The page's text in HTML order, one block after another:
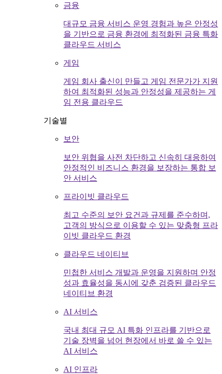
금융
대규모 금융 서비스 운영 경험과 높은 안정성
을 기반으로 금융 환경에 최적화된 금융 특화
클라우드 서비스
게임
게임 회사 출신이 만들고 게임 전문가가 지원
하여 최적화된 성능과 안정성을 제공하는 게
임 전용 클라우드
기술별
보안
보안 위협을 사전 차단하고 신속히 대응하여
안정적인 비즈니스 환경을 보장하는 통합 보
안 서비스
프라이빗 클라우드
최고 수준의 보안 요건과 규제를 준수하며,
고객의 방식으로 이용할 수 있는 맞춤형 프라
이빗 클라우드 환경
클라우드 네이티브
민첩한 서비스 개발과 운영을 지원하며 안정
성과 효율성을 동시에 갖춘 검증된 클라우드
네이티브 환경
AI 서비스
국내 최대 규모 AI 특화 인프라를 기반으로
기술 장벽을 넘어 현장에서 바로 쓸 수 있는
AI 서비스
AI 인프라